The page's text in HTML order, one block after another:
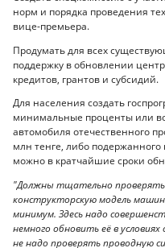
норм и порядка проведения
вице-премьера.
Продумать для всех
поддержку в обновлении
кредитов, грантов и субсидий.
Для населения создать
минимальные проценты или
автомобиля отечественного
млн тенге, либо
можно в кратчайшие сроки
"Должны тщательно
конструкторскую модель
минимум. Здесь надо
немного обновить её в
не надо проверять проводную